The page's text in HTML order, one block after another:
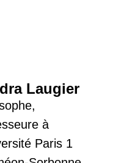
Laugier
à
Paris 1